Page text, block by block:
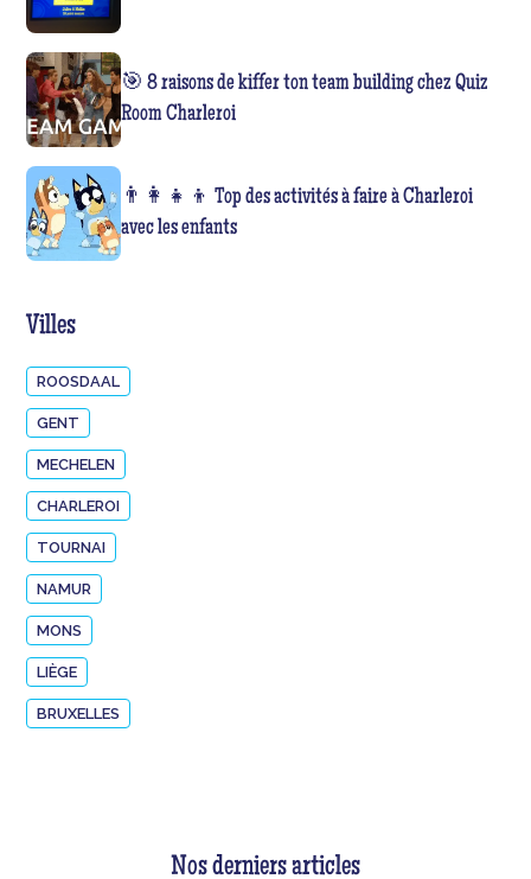
🎯 8 raisons de kiffer ton team building chez Quiz
Room Charleroi
👨‍👩‍👧‍👦 Top des activités à faire à Charleroi
avec les enfants
Villes
ROOSDAAL
GENT
MECHELEN
CHARLEROI
TOURNAI
NAMUR
MONS
LIÈGE
BRUXELLES
Nos derniers articles